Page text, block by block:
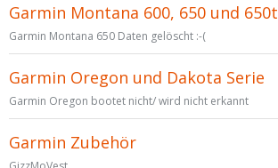
Garmin Montana 600, 650 und 650t
Garmin Montana 650 Daten gelöscht :-(
Garmin Oregon und Dakota Serie
Garmin Oregon bootet nicht/ wird nicht erkannt
Garmin Zubehör